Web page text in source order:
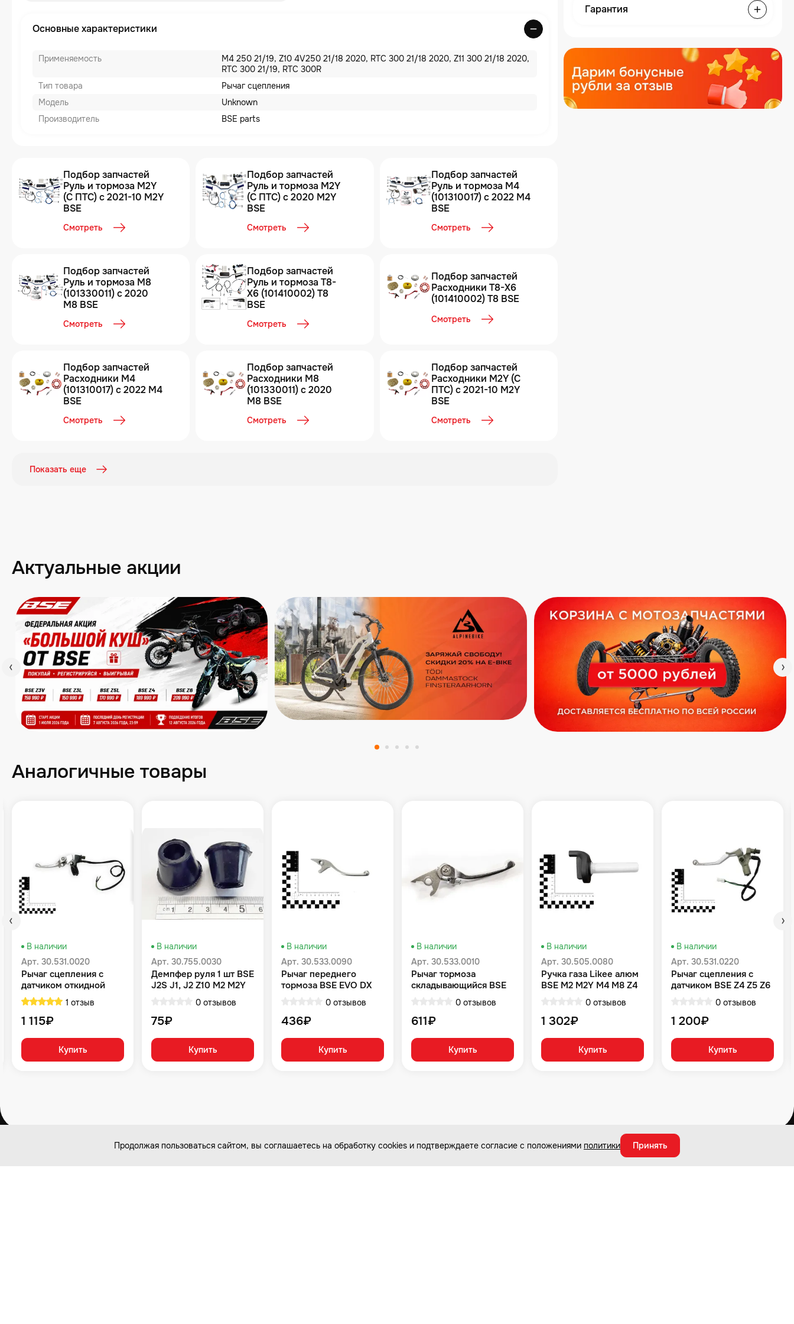
Гарантия
Основные характеристики
Применяемость
M4 250 21/19, Z10 4V250 21/18 2020, RTC 300 21/18 2020, Z11 300 21/18 2020,
RTC 300 21/19, RTC 300R
Тип товара
Рычаг сцепления
Модель
Unknown
Производитель
BSE parts
Подбор запчастей
Руль и тормоза M2Y
(С ПТС) с 2021-10 M2Y
BSE
Смотреть
Подбор запчастей
Руль и тормоза M2Y
(С ПТС) с 2020 M2Y
BSE
Смотреть
Подбор запчастей
Руль и тормоза M4
(101310017) с 2022 M4
BSE
Смотреть
Подбор запчастей
Руль и тормоза М8
(101330011) с 2020
M8 BSE
Смотреть
Подбор запчастей
Руль и тормоза T8-
X6 (101410002) T8
BSE
Смотреть
Подбор запчастей
Расходники T8-X6
(101410002) T8 BSE
Смотреть
Подбор запчастей
Расходники M4
(101310017) с 2022 M4
BSE
Смотреть
Подбор запчастей
Расходники М8
(101330011) с 2020
M8 BSE
Смотреть
Подбор запчастей
Расходники M2Y (С
ПТС) с 2021-10 M2Y
BSE
Смотреть
Показать еще
Актуальные акции
Аналогичные товары
В наличии
Арт. 30.531.0020
Рычаг сцепления с
датчиком откидной
BSE Z1 J1, J2 Z3
1 отзыв
1 115₽
Купить
В наличии
Арт. 30.755.0030
Демпфер руля 1 шт BSE
J2S J1, J2 Z10 M2 M2Y
M4 M8 Z4 Z5 RTC 300
Z6 Z6Y Z7 Z8 Z11 Z5Y
RTC 300R
0 отзывов
75₽
Купить
В наличии
Арт. 30.533.0090
Рычаг переднего
тормоза BSE EVO DX
PH 125 PH 125 Z1 Z2 J1,
J2 Z4 Z5 Z6 Z6Y MX Z5Y
0 отзывов
436₽
Купить
В наличии
Арт. 30.533.0010
Рычаг тормоза
складывающийся BSE
EX J2S J1, J2 Z3 Z3Y
0 отзывов
611₽
Купить
В наличии
Арт. 30.505.0080
Ручка газа Likee алюм
BSE M2 M2Y M4 M8 Z4
Z5 RTC 300 Z6 Z6Y Z7
Z8 Z11 RTC 300R Z5Y
0 отзывов
1 302₽
Купить
В наличии
Арт. 30.531.0220
Рычаг сцепления с
датчиком BSE Z4 Z5 Z6
0 отзывов
1 200₽
Купить
Продолжая пользоваться сайтом, вы соглашаетесь на обработку cookies и подтверждаете согласие с положениями политики Принять